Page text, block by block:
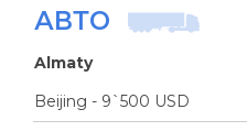
АВТО
Almaty
Beijing - 9`500 USD